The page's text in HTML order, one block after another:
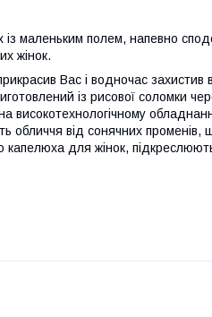
маленьким полем, напевно
жінок.
Вас і водночас
із рисової соломки
високотехнологічному
від сонячних променів,
капелюха для жінок, підкреслюють